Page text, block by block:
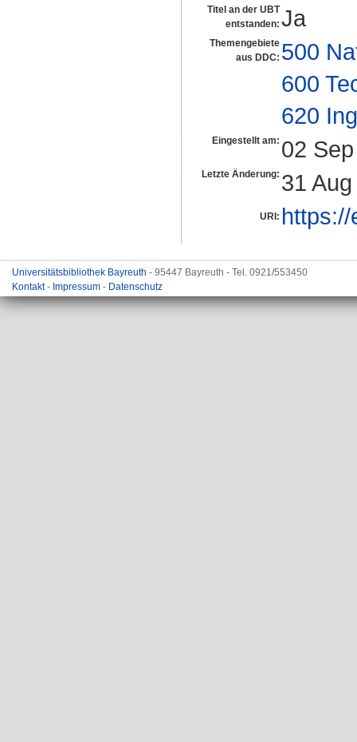
Titel an der UBT
entstanden: Ja
Themengebiete
aus DDC: 500
600
620
Eingestellt am: 02
Letzte Änderung: 31
URI:
Universitätsbibliothek Bayreuth - 95447 Bayreuth - Tel. 0921/553450
Kontakt- Impressum - Datenschutz